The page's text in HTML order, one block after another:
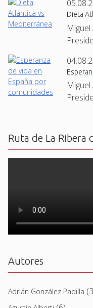
Dieta
Miguel
Miguel
Ruta de La Ribera
Autores
Adrián González Padilla